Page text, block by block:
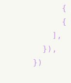
{
{
] ,
} ) ,
} )